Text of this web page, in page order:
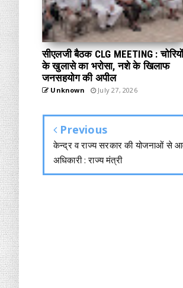
सीएलजी बैठक CLG MEETING :
के खुलासे का भरोसा, नशे के खिलाफ
जनसहयोग की अपील
Unknown July 27, 2026
Previous
केन्द्र व राज्य सरकार की योजनाओं से
अधिकारी : राज्य मंत्री